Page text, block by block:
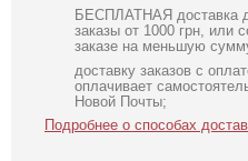
БЕСПЛАТНАЯ доставка
заказы от 1000 грн, или
заказе на меньшую
доставку заказов с
оплачивает
Новой Почты;
Подробнее о способах